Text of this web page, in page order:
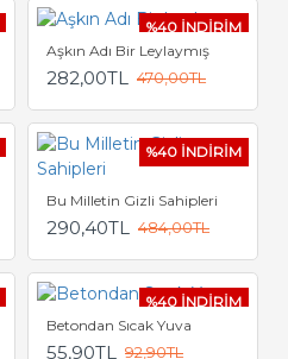
%40 İNDİRİM
Aşkın Adı Bir Leylaymış
282,00TL 470,00TL
%40 İNDİRİM
Bu Milletin Gizli Sahipleri
290,40TL 484,00TL
%40 İNDİRİM
Betondan Sıcak Yuva
55,90TL 92,90TL